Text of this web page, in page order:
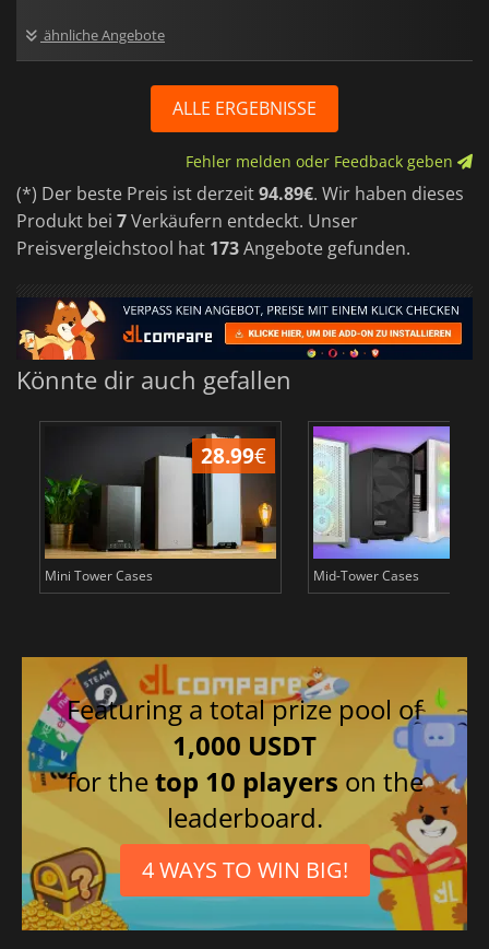
ähnliche Angebote
ALLE ERGEBNISSE
Fehler melden oder Feedback geben
(*) Der beste Preis ist derzeit94.89€. Wir haben dieses
Produkt bei 7Verkäufern entdeckt. Unser
Preisvergleichstool hat 173Angebote gefunden.
Könnte dir auch gefallen
28.99€
Mini Tower Cases Mid-Tower Cases
Featuring a total prize pool of
1,000 USDT
for thetop 10 players on the
leaderboard.
4 WAYS TO WIN BIG!